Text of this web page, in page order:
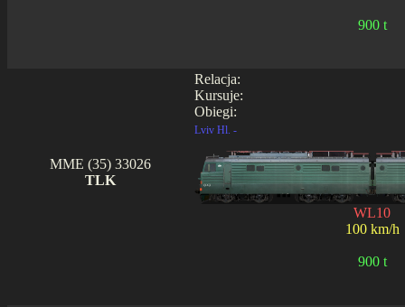
900 t
Relacja:
Kursuje:
Obiegi:
MME (35) 33026
TLK
Lviv Hl. -
WL10
100 km/h
900 t